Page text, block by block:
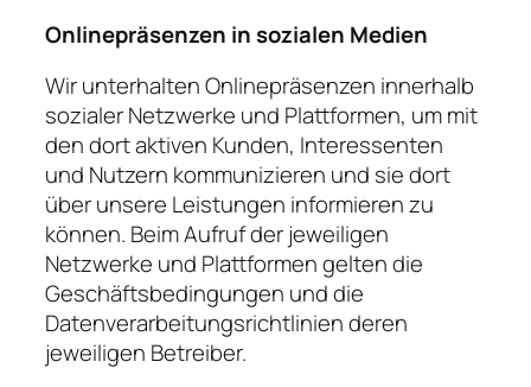
Onlinepräsenzen in sozialen Medien
Wir unterhalten Onlinepräsenzen innerhalb
sozialer Netzwerke und Plattformen, um mit
den dort aktiven Kunden, Interessenten
und Nutzern kommunizieren und sie dort
über unsere Leistungen informieren zu
können. Beim Aufruf der jeweiligen
Netzwerke und Plattformen gelten die
Geschäftsbedingungen und die
Datenverarbeitungsrichtlinien deren
jeweiligen Betreiber.